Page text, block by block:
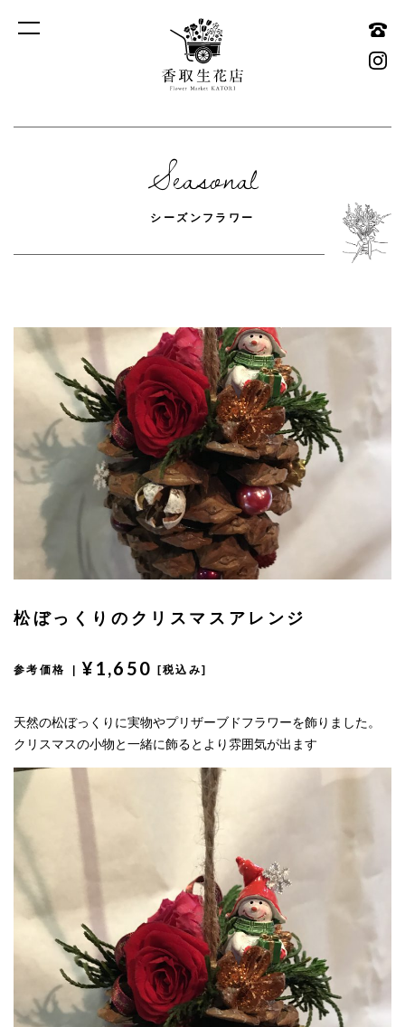
Seasonal
シーズンフラワー
松ぼっくりのクリスマスアレンジ
参考価格 | ¥1,650 [税込み]
天然の松ぼっくりに実物やプリザーブドフラワーを飾りました。
クリスマスの小物と一緒に飾るとより雰囲気が出ます